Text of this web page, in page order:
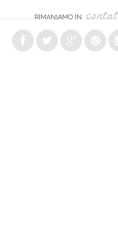
RIMANIAMO IN